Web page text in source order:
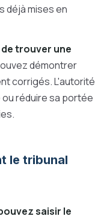
déjà mises en
trouver une
démontrer
corrigés. L'autorité
réduire sa portée
le tribunal
saisir le